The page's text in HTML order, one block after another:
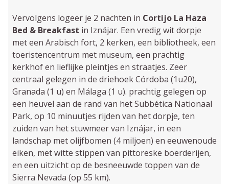
Vervolgens logeer je 2 nachten in Cortijo La Haza
Bed & Breakfast in Iznájar. Een vredig wit dorpje
met een Arabisch fort, 2 kerken, een bibliotheek, een
toeristen­centrum met museum, een prachtig
kerkhof en lieflijke pleintjes en straatjes. Zeer
centraal ge­legen in de driehoek Córdoba (1u20),
Granada (1 u) en Málaga (1 u). prachtig gelegen op
een heuvel aan de rand van het Subbética Natio­naal
Park, op 10 minuutjes rijden van het dorpje, ten
zuiden van het stuw­meer van Iznájar, in een
landschap met olijf­bomen (4 miljoen) en eeuwenoude
eiken, met witte stippen van pittoreske boerderijen,
en een uitzicht op de besneeuwde toppen van de
Sierra Nevada (op 55 km).